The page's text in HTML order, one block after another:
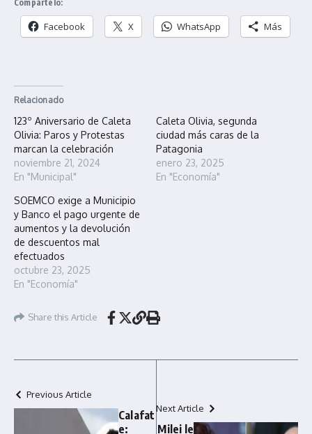
Compártelo:
Facebook X WhatsApp Más
Relacionado
123º Aniversario de Caleta
Olivia: Paros y Protestas
marcan la celebración
noviembre 21, 2024
En "Municipal"
Caleta Olivia, segunda
ciudad más caras de la
Patagonia
enero 23, 2025
En "Economía"
SOEMCO exige a Municipio
y Banco el pago urgente de
aumentos y la devolución
de descuentos mal
efectuados
octubre 23, 2025
En "Economía"
Share this Article
Previous Article
Calafat
e:
Next Article
Milei le